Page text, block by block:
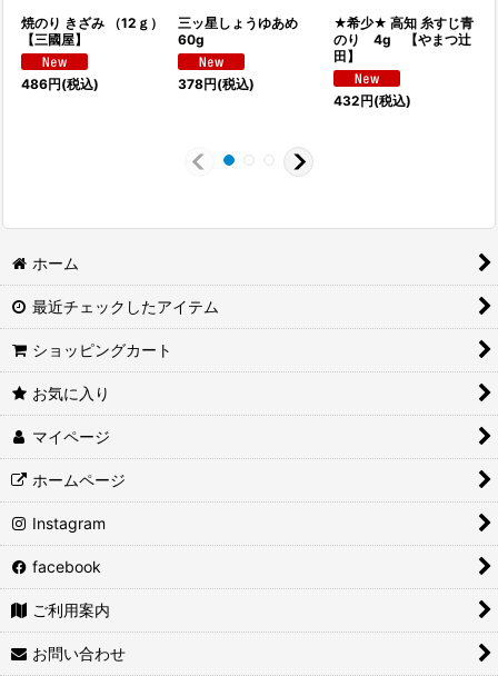
焼のり きざみ （12ｇ）
【三國屋】
486円(税込)
三ッ星しょうゆあめ
60g
378円(税込)
★希少★ 高知 糸すじ青
のり 4g 【やまつ辻
田】
432円(税込)
ホーム
最近チェックしたアイテム
ショッピングカート
お気に入り
マイページ
ホームページ
Instagram
facebook
ご利用案内
お問い合わせ